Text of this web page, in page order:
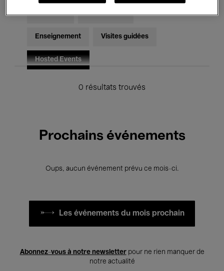
Pour tous Kids’ Palace
Enseignement Visites guidées
Hosted Events
0 résultats trouvés
Prochains événements
Oups, aucun événement prévu ce mois-ci.
Les événements du mois prochain
Abonnez-vous à notre newsletterpour ne rien manquer de
notre actualité